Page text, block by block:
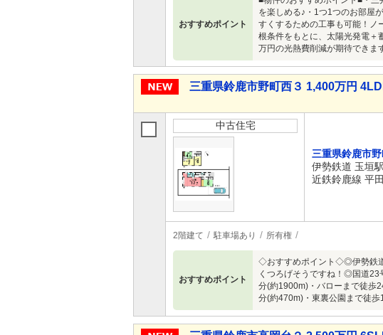
おすすめポイント
を楽しめる♪・1つ1つのお部屋
すくするための工事も可能！ノ
根条件をもとに、太陽光発電＋
万円の光熱費削減が期待できま
三重県鈴鹿市野町西３ 1,400万円
中古住宅
三重県鈴鹿市
伊勢鉄道 玉垣
近鉄鈴鹿線 平
2階建て 駐車場あり 所有権
おすすめポイント
◇おすすめポイント◇◎伊勢鉄道
くつろげそうですね！◎国道
分(約1900m)・バローまで徒歩
分(約470m)・東裏公園まで徒